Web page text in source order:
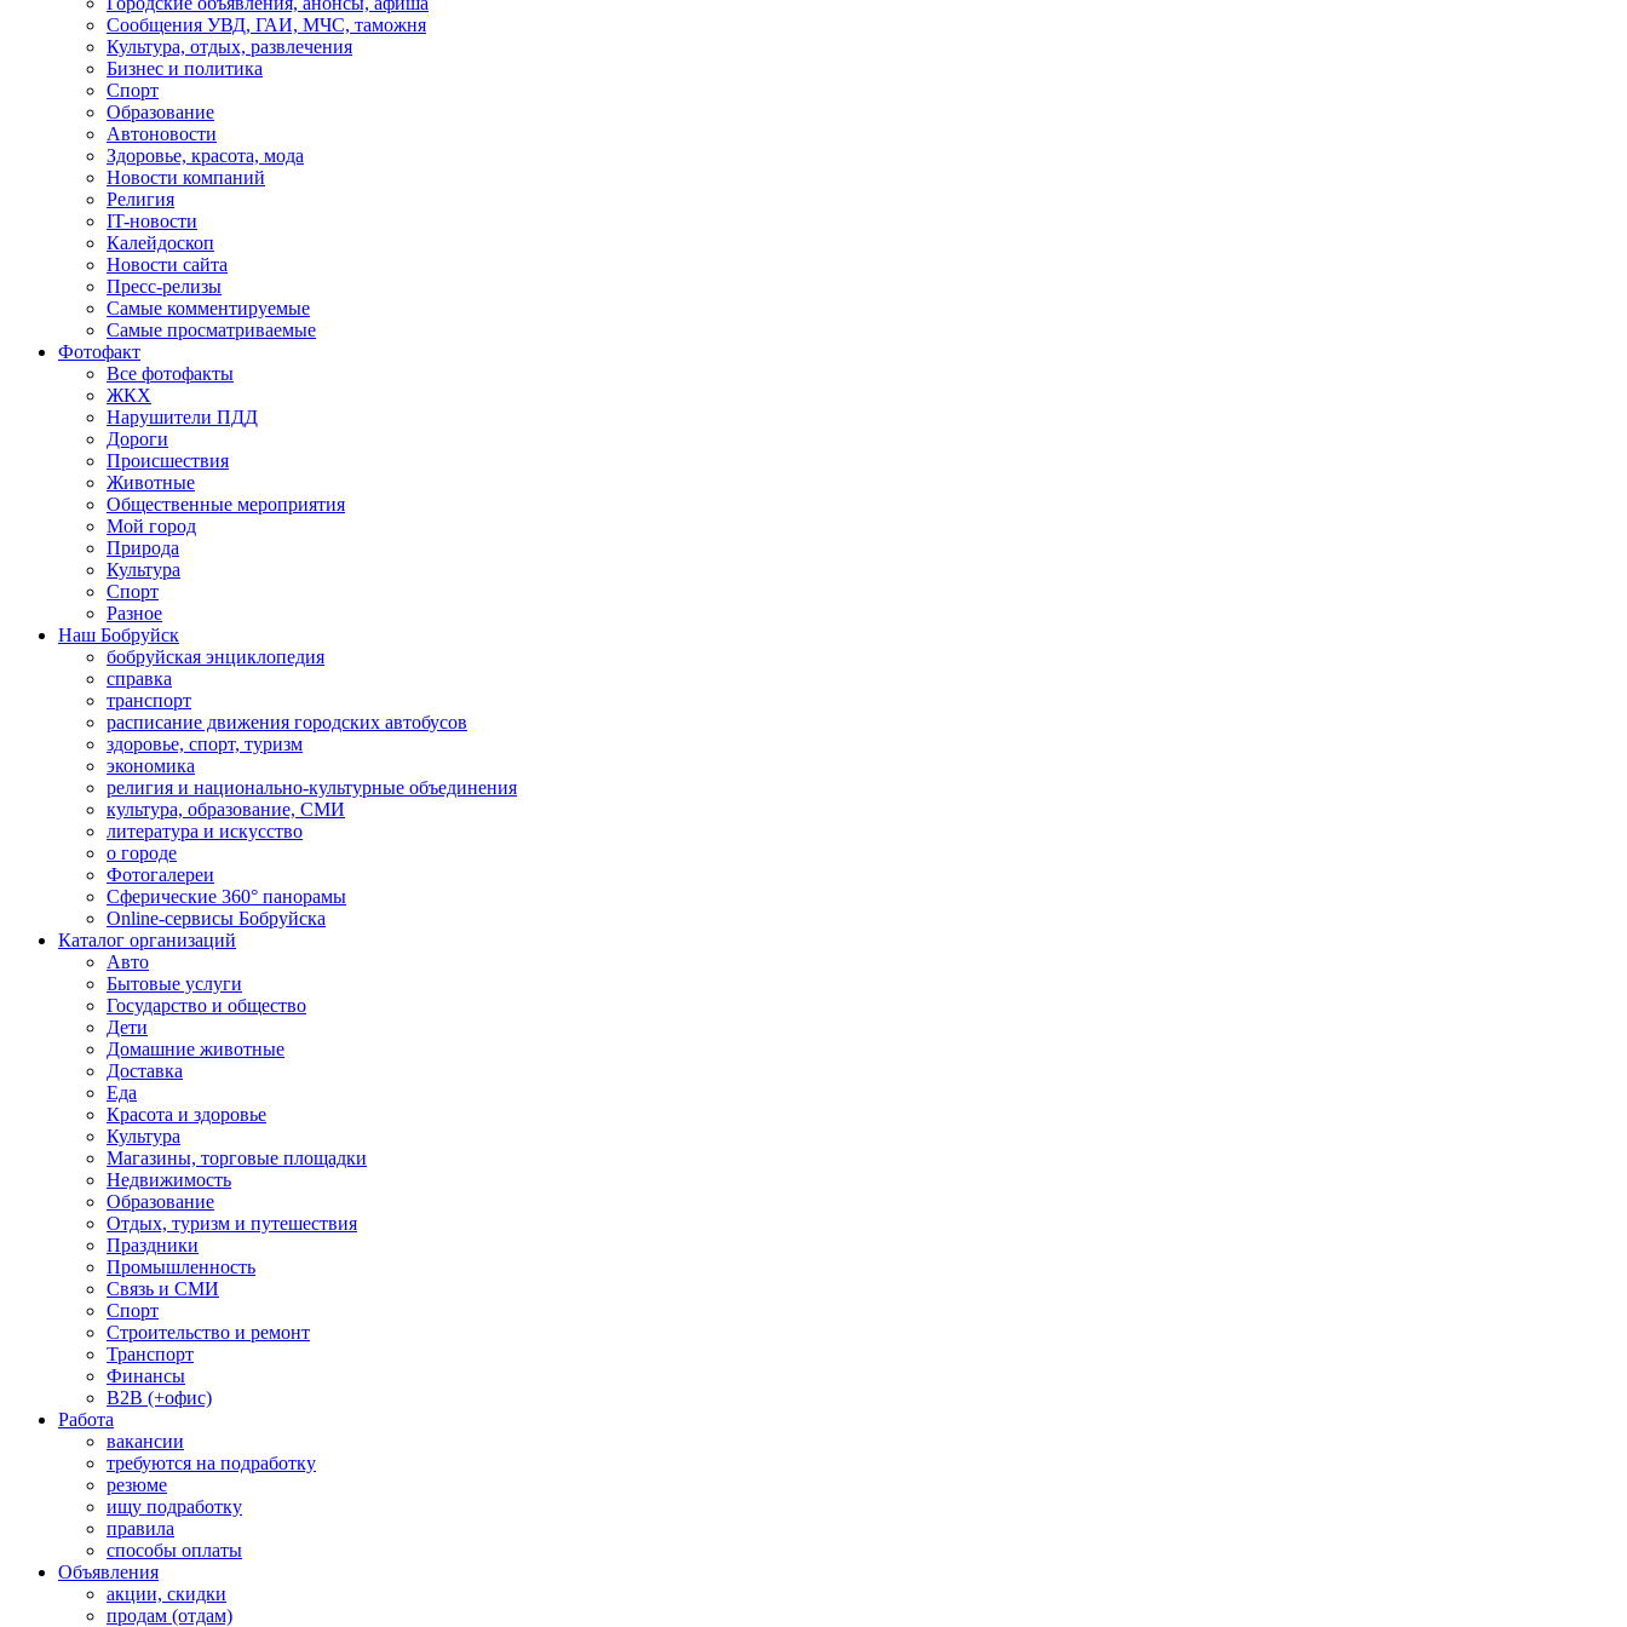
Сообщения УВД, ГАИ, МЧС, таможня
Культура, отдых, развлечения
Бизнес и политика
Спорт
Образование
Автоновости
Здоровье, красота, мода
Новости компаний
Религия
IT-новости
Калейдоскоп
Новости сайта
Пресс-релизы
Самые комментируемые
Самые просматриваемые
Фотофакт
Все фотофакты
ЖКХ
Нарушители ПДД
Дороги
Происшествия
Животные
Общественные мероприятия
Мой город
Природа
Культура
Спорт
Разное
Наш Бобруйск
бобруйская энциклопедия
справка
транспорт
расписание движения городских автобусов
здоровье, спорт, туризм
экономика
религия и национально-культурные объединения
культура, образование, СМИ
литература и искусство
о городе
Фотогалереи
Сферические 360° панорамы
Online-сервисы Бобруйска
Каталог организаций
Авто
Бытовые услуги
Государство и общество
Дети
Домашние животные
Доставка
Еда
Красота и здоровье
Культура
Магазины, торговые площадки
Недвижимость
Образование
Отдых, туризм и путешествия
Праздники
Промышленность
Связь и СМИ
Спорт
Строительство и ремонт
Транспорт
Финансы
B2B (+офис)
Работа
вакансии
требуются на подработку
резюме
ищу подработку
правила
способы оплаты
Объявления
акции, скидки
продам (отдам)